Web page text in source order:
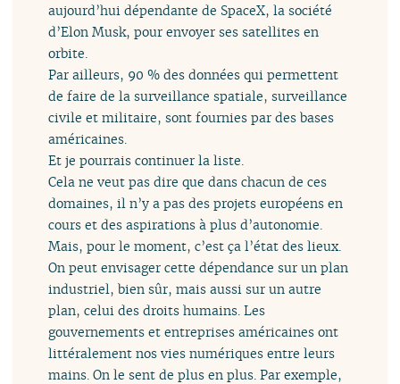
aujourd’hui dépendante de SpaceX, la société
d’Elon Musk, pour envoyer ses satellites en
orbite.
Par ailleurs, 90 % des données qui permettent
de faire de la surveillance spatiale, surveillance
civile et militaire, sont fournies par des bases
américaines.
Et je pourrais continuer la liste.
Cela ne veut pas dire que dans chacun de ces
domaines, il n’y a pas des projets européens en
cours et des aspirations à plus d’autonomie.
Mais, pour le moment, c’est ça l’état des lieux.
On peut envisager cette dépendance sur un plan
industriel, bien sûr, mais aussi sur un autre
plan, celui des droits humains. Les
gouvernements et entreprises américaines ont
littéralement nos vies numériques entre leurs
mains. On le sent de plus en plus. Par exemple,